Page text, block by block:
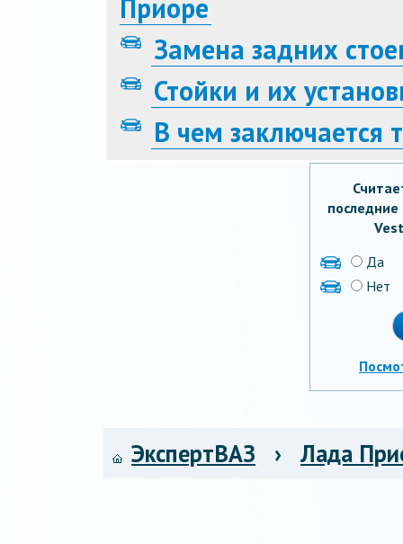
Приоре
Замена задних
Стойки и их
В чем заключается
Да
Нет
ЭкспертВАЗ › Лада